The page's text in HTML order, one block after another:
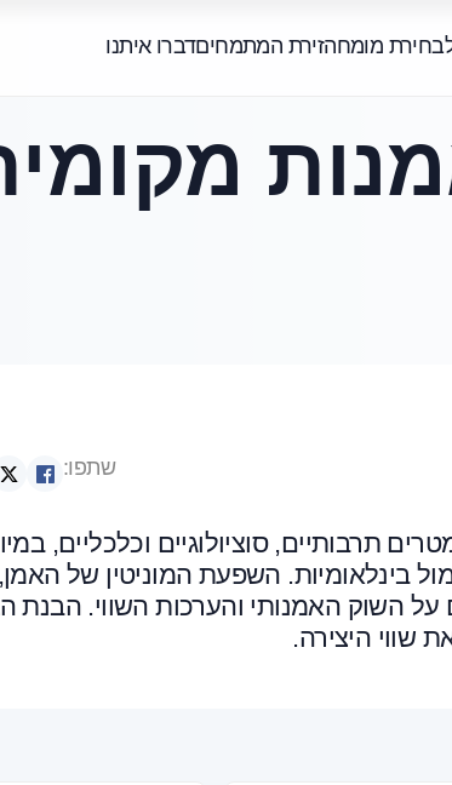
מומחהזירת המתמחיםדברו איתנו
שתפו:
תרבותיים, סוציולוגיים וכלכליים,
בינלאומיות. השפעת המוניטין של
על השוק האמנותי והערכות השווי. הבנת
שווי היצירה.